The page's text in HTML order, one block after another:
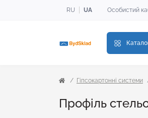
RU UA Особистий
Гіпсокартонні системи
Профіль